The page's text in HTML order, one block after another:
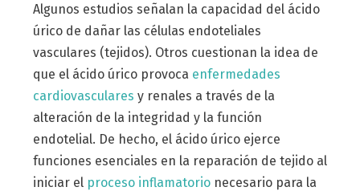
Algunos estudios señalan la capacidad del ácido
úrico de dañar las células endoteliales
vasculares (tejidos). Otros cuestionan la idea de
que el ácido úrico provoca enfermedades
cardiovasculares y renales a través de la
alteración de la integridad y la función
endotelial. De hecho, el ácido úrico ejerce
funciones esenciales en la reparación de tejido al
iniciar el proceso inflamatorionecesario para la